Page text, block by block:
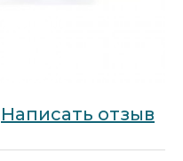
Написать отзыв